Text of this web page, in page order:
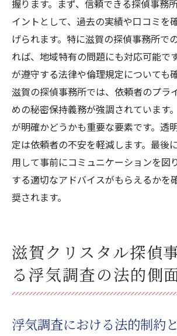
握ります。まず、信頼できる探偵事務
イントとして、過去の実績や口コミを
げられます。特に滋賀の探偵事務所で
れば、地域特有の問題にも対応可能で
が遵守する法律や倫理規定についても
滋賀の探偵事務所では、依頼者のプラ
めの秘密保持義務が強調されています
が明確かどうかも重要な要素です。透
定は依頼者の不安を軽減します。最後
用して事前にコミュニケーションを図
する適切なアドバイスがもらえるかを
奨されます。
滋賀クリスタル探偵
る浮気調査の法的側
浮気調査における法的制約